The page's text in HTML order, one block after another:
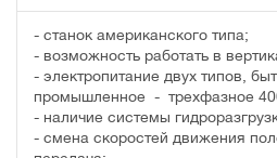
- станок американского типа;
- возможность работать в
- электропитание двух типов,
промышленное - трехфазное
- наличие системы
- смена скоростей движения